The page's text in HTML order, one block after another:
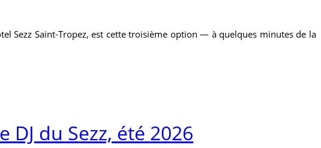
Sezz Saint-Tropez, est cette troisième option — à quelques minutes de la
du Sezz, été 2026